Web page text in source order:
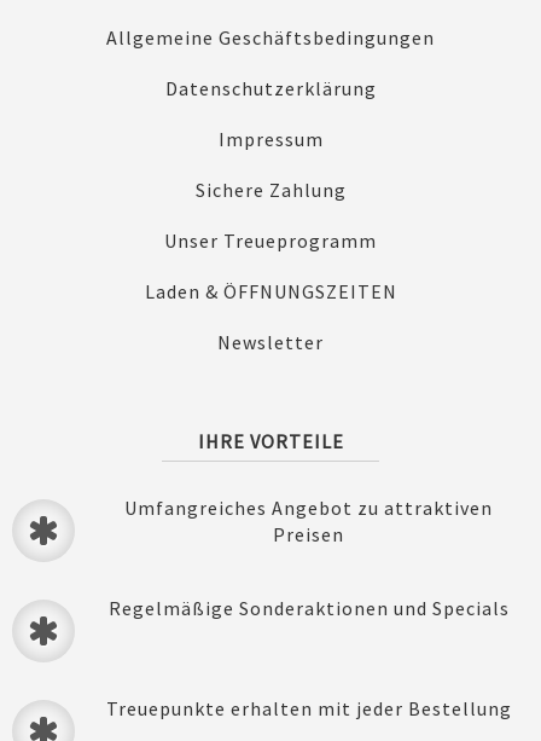
Allgemeine Geschäftsbedingungen
Datenschutzerklärung
Impressum
Sichere Zahlung
Unser Treueprogramm
Laden & ÖFFNUNGSZEITEN
Newsletter
IHRE VORTEILE
Umfangreiches Angebot zu attraktiven
Preisen
Regelmäßige Sonderaktionen und Specials
Treuepunkte erhalten mit jeder Bestellung